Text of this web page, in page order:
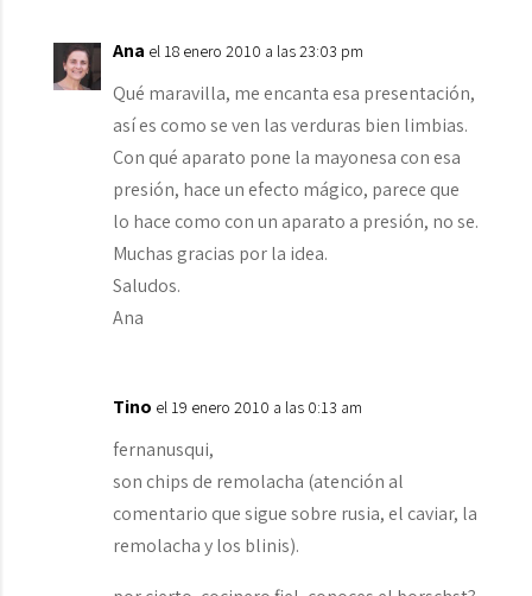
Ana el 18 enero 2010 a las 23:03 pm
Qué maravilla, me encanta esa presentación,
así es como se ven las verduras bien limbias.
Con qué aparato pone la mayonesa con esa
presión, hace un efecto mágico, parece que
lo hace como con un aparato a presión, no se.
Muchas gracias por la idea.
Saludos.
Ana
Tino el 19 enero 2010 a las 0:13 am
fernanusqui,
son chips de remolacha (atención al
comentario que sigue sobre rusia, el caviar, la
remolacha y los blinis).